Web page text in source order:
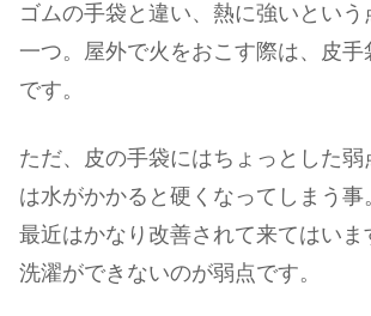
ゴムの手袋と違い、熱に強いとい
一つ。屋外で火をおこす際は、皮
です。
ただ、皮の手袋にはちょっとした
は水がかかると硬くなってしまう事
最近はかなり改善されて来てはいま
洗濯ができないのが弱点です。